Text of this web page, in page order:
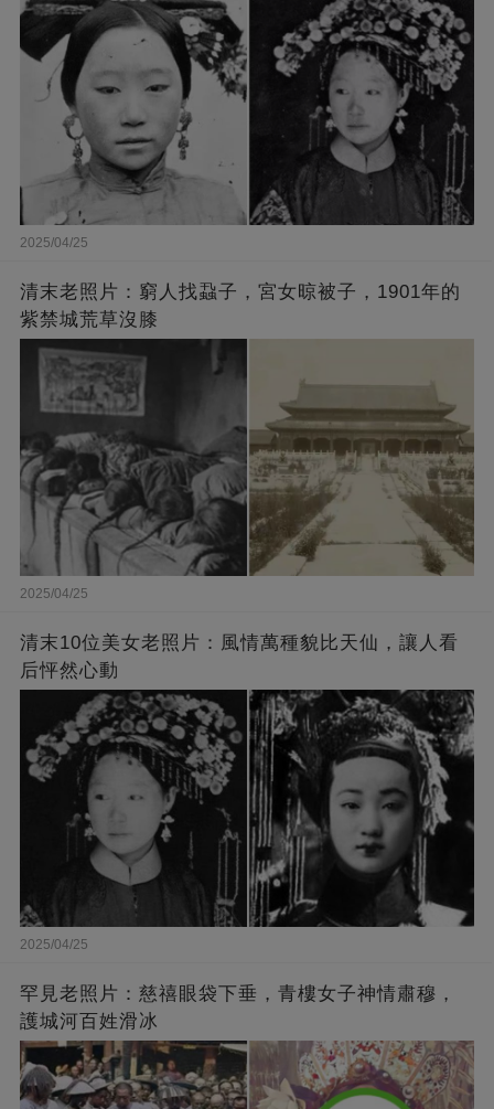
2025/04/25
清末老照片：窮人找蝨子，宮女晾被子，1901年的
紫禁城荒草沒膝
2025/04/25
清末10位美女老照片：風情萬種貌比天仙，讓人看
后怦然心動
2025/04/25
罕見老照片：慈禧眼袋下垂，青樓女子神情肅穆，
護城河百姓滑冰